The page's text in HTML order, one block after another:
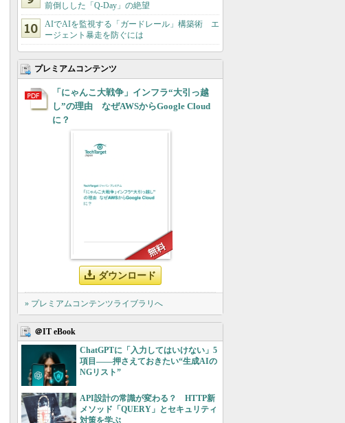
前倒しした「Q-Day」の絶望
AIでAIを監視する「ガードレール」構築術 エ
ージェント暴走を防ぐには
プレミアムコンテンツ
「にゃんこ大戦争」インフラ“大引っ越
し”の理由 なぜAWSからGoogle Cloud
に？
ダウンロード
» プレミアムコンテンツライブラリへ
＠IT eBook
ChatGPTに「入力してはいけない」5
項目――押さえておきたい“生成AIの
NGリスト”
API設計の常識が変わる？ HTTP新
メソッド「QUERY」とセキュリティ
対策を学ぶ